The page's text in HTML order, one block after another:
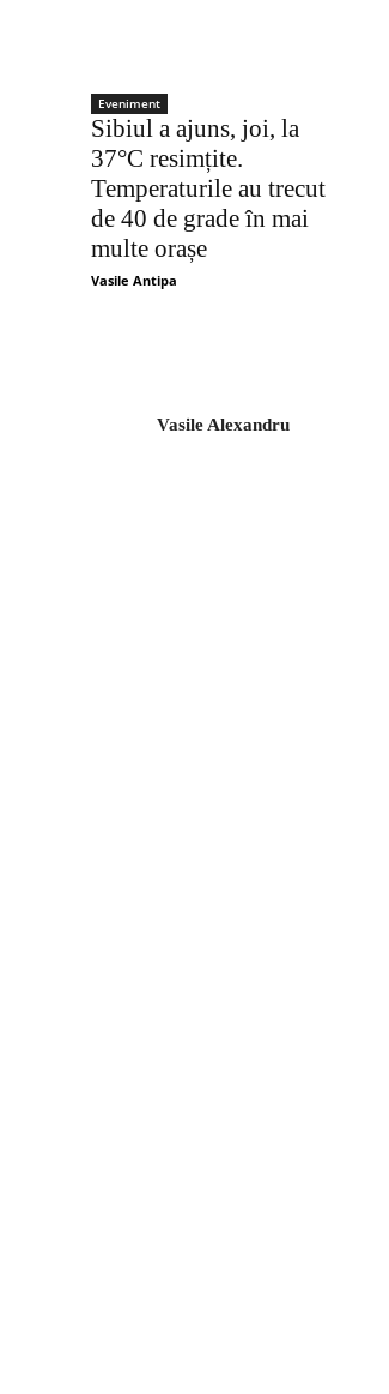
Eveniment
Sibiul a ajuns, joi, la
37°C resimțite.
Temperaturile au trecut
de 40 de grade în mai
multe orașe
Vasile Antipa
Vasile Alexandru